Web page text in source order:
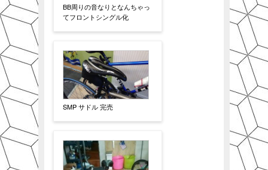
BB周りの音なりとなんちゃっ
てフロントシングル化
SMP サドル 完売